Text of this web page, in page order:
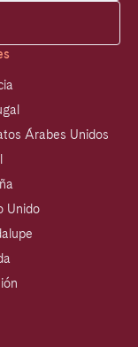
Árabes Unidos
Unido